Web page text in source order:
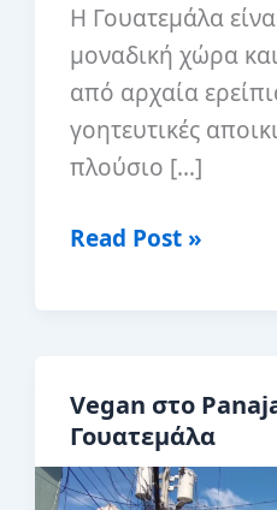
Η Γουατεμάλα
μοναδική χώρα
από αρχαία
γοητευτικές
πλούσιο […]
12
στη
Γουατεμάλα
Read Post »
Vegan στο
Γουατεμάλα